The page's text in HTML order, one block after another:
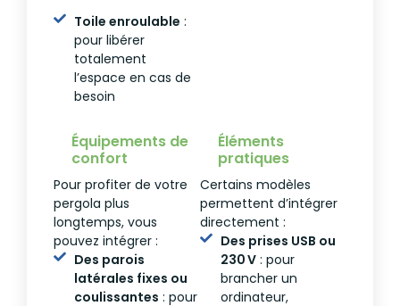
Toile enroulable :
pour libérer
totalement
l’espace en cas de
besoin
Équipements de
confort
Pour profiter de votre
pergola plus
longtemps, vous
pouvez intégrer :
Des parois
latérales fixes ou
coulissantes : pour
Éléments
pratiques
Certains modèles
permettent d’intégrer
directement :
Des prises USB ou
230 V: pour
brancher un
ordinateur,